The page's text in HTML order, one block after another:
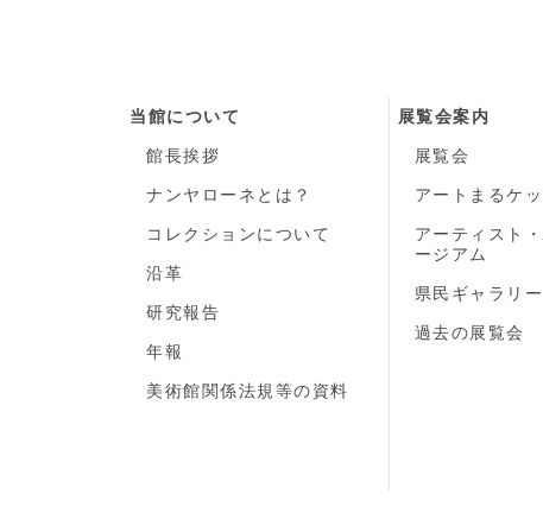
当館について
館長挨拶
ナンヤローネとは？
コレクションについて
沿革
研究報告
年報
美術館関係法規等の資料
展覧会案内
展覧会
アートまるケッ
アーティスト
ージアム
県民ギャラリー
過去の展覧会